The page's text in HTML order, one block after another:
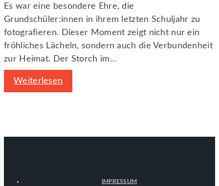
Es war eine besondere Ehre, die
Grundschüler:innen in ihrem letzten Schuljahr zu
fotografieren. Dieser Moment zeigt nicht nur ein
fröhliches Lächeln, sondern auch die Verbundenheit
zur Heimat. Der Storch im…
Weiterlesen
IMPRESSUM